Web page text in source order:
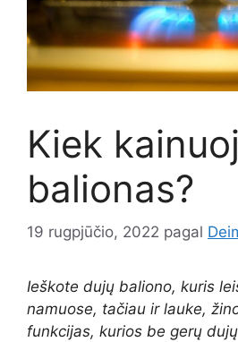
Kiek
balionas?
19 rugpjūčio, 2022 pagal
Ieškote dujų baliono, kuris
namuose, tačiau ir lauke,
funkcijas, kurios be gerų